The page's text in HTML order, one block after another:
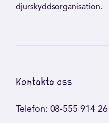
djurskyddsorganisation.
Kontakta oss
Telefon: 08-555 914 26